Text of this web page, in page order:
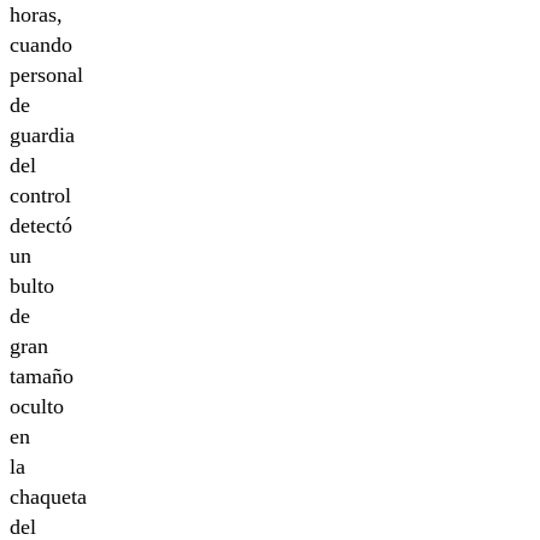
horas,
cuando
personal
de
guardia
del
control
detectó
un
bulto
de
gran
tamaño
oculto
en
la
chaqueta
del